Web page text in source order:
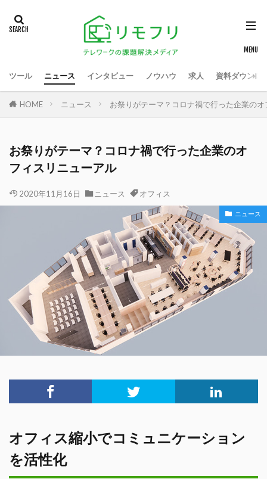
ツール ニュース インタビュー ノウハウ 求人 資料ダウンロ
HOME ニュース お祭りがテーマ？コロナ禍で行った企業の
お祭りがテーマ？コロナ禍で行った企業のオ
フィスリニューアル
2020年11月16日 ニュース オフィス
ニュース
オフィス縮小でコミュニケーション
を活性化